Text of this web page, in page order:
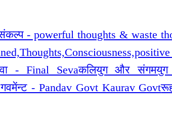
- powerful thoughts & waste
- Final Sevaकलियुग और
- Pandav Govt Kaurav Govt